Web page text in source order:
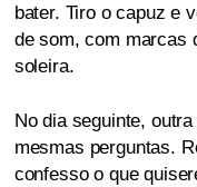
bater. Tiro o capuz e
de som, com marcas
soleira.
No dia seguinte,
mesmas perguntas.
confesso o que